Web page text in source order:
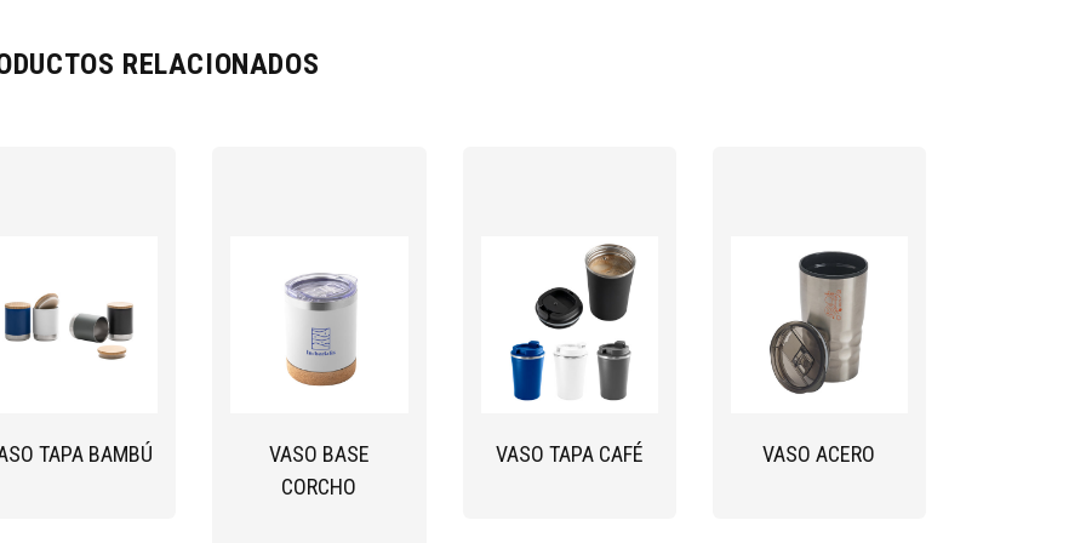
RELACIONADOS
TAPA BAMBÚ
VASO BASE
CORCHO
VASO TAPA CAFÉ VASO ACERO